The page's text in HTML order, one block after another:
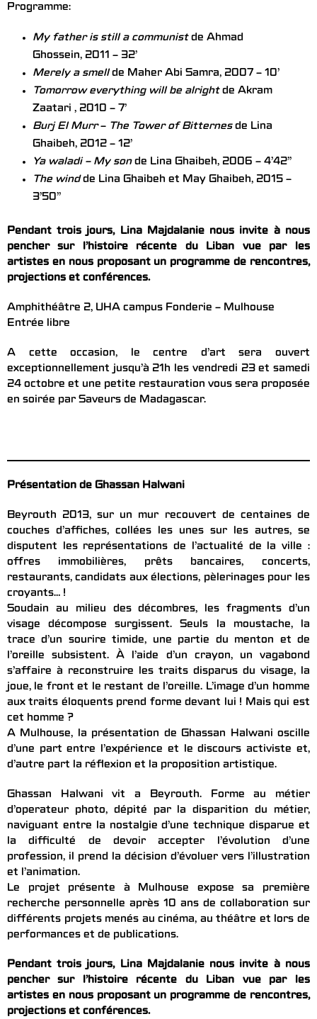
Programme:
My father is still a communistde Ahmad
Ghossein, 2011 – 32’
Merely a smellde Maher Abi Samra, 2007 – 10’
Tomorrow everything will be alrightde Akram
Zaatari , 2010 – 7’
Burj El Murr– The Tower of Bitternesde Lina
Ghaibeh, 2012 – 12’
Ya waladi – My sonde Lina Ghaibeh, 2006 – 4’42’’
The windde Lina Ghaibeh et May Ghaibeh, 2015 –
3’50’’
Pendant trois jours, Lina Majdalanie nous invite à nous
pencher sur l’histoire récente du Liban vue par les
artistes en nous proposantun programme de rencontres,
projections et conférences.
Amphithéâtre 2, UHA campus Fonderie – Mulhouse
Entrée libre
A cette occasion, le centre d’art sera ouvert
exceptionnellement jusqu’à 21h les vendredi 23 et samedi
24 octobre et une petite restauration vous sera proposée
en soirée par Saveurs de Madagascar.
Présentation de Ghassan Halwani
Beyrouth 2013, sur un mur recouvert de centaines de
couches d’affiches, collées les unes sur les autres, se
disputent les représentations de l’actualité de la ville :
offres immobilières, prêts bancaires, concerts,
restaurants, candidats aux élections, pèlerinages pour les
croyants… !
Soudain au milieu des décombres, les fragments d’un
visage décompose surgissent. Seuls la moustache, la
trace d’un sourire timide, une partie du menton et de
l’oreille subsistent. À l’aide d’un crayon, un vagabond
s’affaire à reconstruire les traits disparus du visage, la
joue, le front et le restant de l’oreille. L’image d’un homme
aux traits éloquents prend forme devant lui ! Mais qui est
cet homme ?
A Mulhouse, la présentation de Ghassan Halwani oscille
d’une part entre l’expérience et le discours activiste et,
d’autre part la réflexion et la proposition artistique.
Ghassan Halwani vit a Beyrouth. Forme au métier
d’operateur photo, dépité par la disparition du métier,
naviguant entre la nostalgie d’une technique disparue et
la difficulté de devoir accepter l’évolution d’une
profession, il prend la décision d’évoluer vers l’illustration
et l’animation.
Le projet présente à Mulhouse expose sa première
recherche personnelle après 10 ans de collaboration sur
différents projets menés au cinéma, au théâtre et lors de
performances et de publications.
Pendant trois jours, Lina Majdalanie nous invite à nous
pencher sur l’histoire récente du Liban vue par les
artistes en nous proposantun programme de rencontres,
projections et conférences.